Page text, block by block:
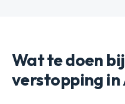
Wat te doen
verstopping